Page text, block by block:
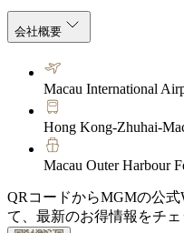
会社概要
Macau International
Hong Kong-Zhuhai-
Macau Outer Harbour
QRコードからMGMの公式
て、最新のお得情報をチェ